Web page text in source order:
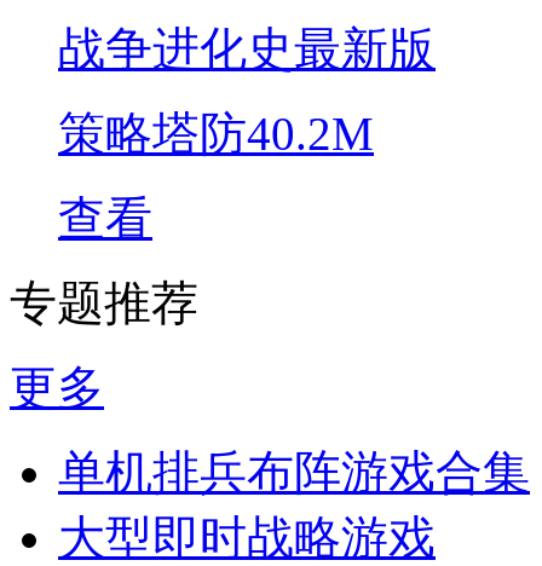
战争进化史最新版
策略塔防40.2M
查看
专题推荐
更多
单机排兵布阵游戏合集
大型即时战略游戏